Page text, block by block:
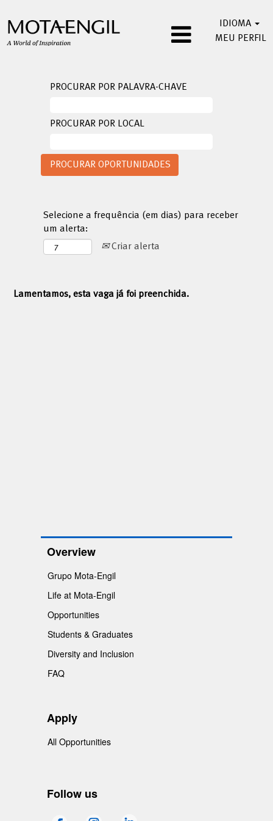
IDIOMA
MEU PERFIL
PROCURAR POR PALAVRA-CHAVE
PROCURAR POR LOCAL
Selecione a frequência (em dias) para receber
um alerta:
Criar alerta
Lamentamos, esta vaga já foi preenchida.
Overview
Grupo Mota-Engil
Life at Mota-Engil
Opportunities
Students & Graduates
Diversity and Inclusion
FAQ
Apply
All Opportunities
Follow us